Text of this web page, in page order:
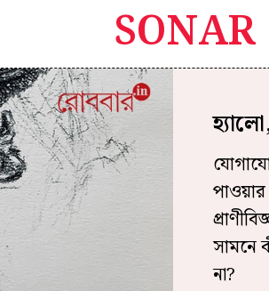
SONAR
সামনে
না?